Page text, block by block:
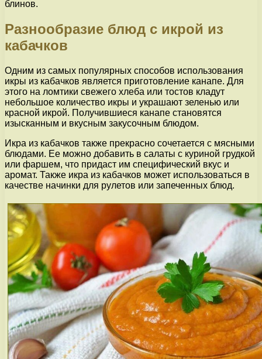
блинов.
Разнообразие блюд с икрой из
кабачков
Одним из самых популярных способов использования
икры из кабачков является приготовление канапе. Для
этого на ломтики свежего хлеба или тостов кладут
небольшое количество икры и украшают зеленью или
красной икрой. Получившиеся канапе становятся
изысканным и вкусным закусочным блюдом.
Икра из кабачков также прекрасно сочетается с мясными
блюдами. Ее можно добавить в салаты с куриной грудкой
или фаршем, что придаст им специфический вкус и
аромат. Также икра из кабачков может использоваться в
качестве начинки для рулетов или запеченных блюд.